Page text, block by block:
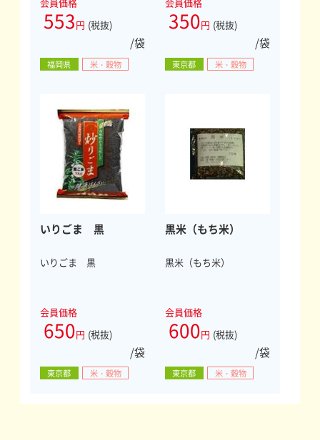
会員価格
553円 (税抜)
/袋
福岡県 米・穀物
会員価格
350円 (税抜)
/袋
東京都 米・穀物
いりごま 黒
いりごま 黒
会員価格
650円 (税抜)
/袋
東京都 米・穀物
黒米（もち米）
黒米（もち米）
会員価格
600円 (税抜)
/袋
東京都 米・穀物